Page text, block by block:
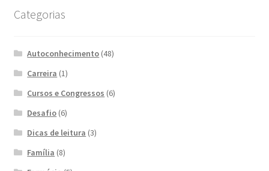
Categorias
Autoconhecimento (48)
Carreira (1)
Cursos e Congressos (6)
Desafio (6)
Dicas de leitura (3)
Família (8)